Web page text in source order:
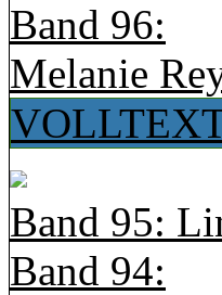
Band 96:
Melanie
Band 95:
Band 94: